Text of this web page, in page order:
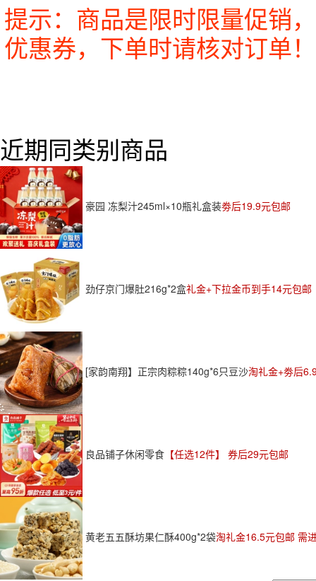
提示：商品是限时限量促销
优惠券，下单时请核对订单！
近期同类别商品
豪园 冻梨汁245ml×10瓶礼盒装劵后19.9元包邮
劲仔京门爆肚216g*2盒礼金+下拉金币到手14元包邮
[家韵南翔】正宗肉粽粽140g*6只豆沙淘礼金+劵后
良品铺子休闲零食 【任选12件】 券后29元包邮
黄老五五酥坊果仁酥400g*2袋淘礼金16.5元包邮 需